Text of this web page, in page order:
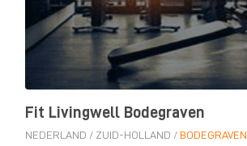
Fit Livingwell Bodegraven
NEDERLAND / ZUID-HOLLAND / BODEGRAVEN